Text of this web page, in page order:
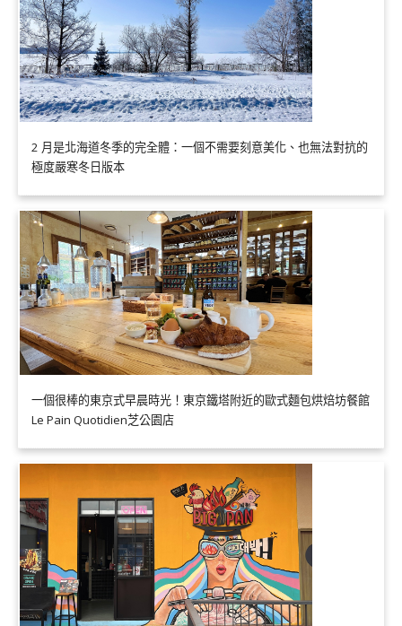
2 月是北海道冬季的完全體：一個不需要刻意美化、也無法對抗的
極度嚴寒冬日版本
一個很棒的東京式早晨時光！東京鐵塔附近的歐式麵包烘焙坊餐館
Le Pain Quotidien芝公園店